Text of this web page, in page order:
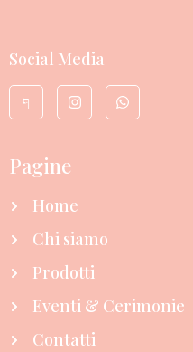
Social Media
Pagine
Home
Chi siamo
Prodotti
Eventi & Cerimonie
Contatti